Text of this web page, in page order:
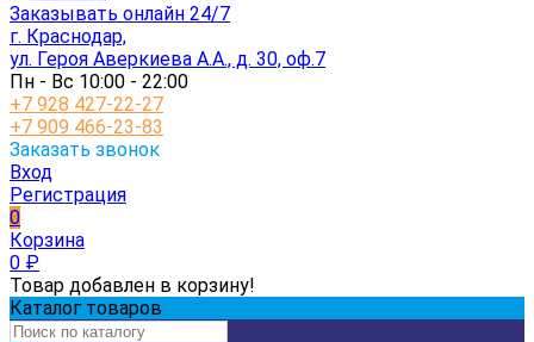
Заказывать онлайн 24/7
г. Краснодар,
ул. Героя Аверкиева А.А., д. 30, оф.7
Пн - Вс 10:00 - 22:00
+7 928 427-22-27
+7 909 466-23-83
Заказать звонок
Вход
Регистрация
0
Корзина
0 ₽
Товар добавлен в корзину!
Каталог товаров